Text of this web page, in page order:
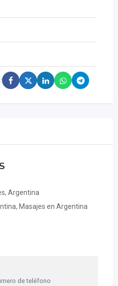
Argentina
Masajes en Argentina
de teléfono